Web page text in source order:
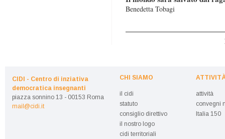
Benedetta Tobagi
CIDI - Centro di inziativa
democratica insegnanti
piazza sonnino 13 - 00153 Roma
mail@cidi.it
CHI SIAMO
il cidi
statuto
consiglio direttivo
il nostro logo
cidi territoriali
attività
convegni
Italia 150